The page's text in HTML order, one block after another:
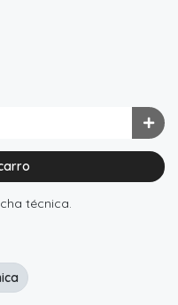
técnica.